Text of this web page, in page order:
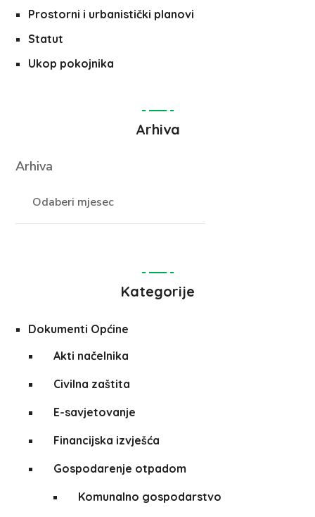
Prostorni i urbanistički planovi
Statut
Ukop pokojnika
Arhiva
Arhiva
Kategorije
Dokumenti Općine
Akti načelnika
Civilna zaštita
E-savjetovanje
Financijska izvješća
Gospodarenje otpadom
Komunalno gospodarstvo